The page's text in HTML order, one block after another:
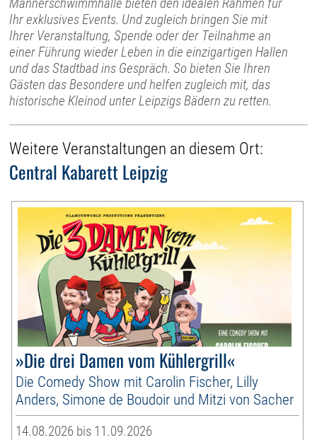
Männerschwimmhalle bieten den idealen Rahmen für
Ihr exklusives Events. Und zugleich bringen Sie mit
Ihrer Veranstaltung, Spende oder der Teilnahme an
einer Führung wieder Leben in die einzigartigen Hallen
und das Stadtbad ins Gespräch. So bieten Sie Ihren
Gästen das Besondere und helfen zugleich mit, das
historische Kleinod unter Leipzigs Bädern zu retten.
Weitere Veranstaltungen an diesem Ort:
Central Kabarett Leipzig
»Die drei Damen vom Kühlergrill«
Die Comedy Show mit Carolin Fischer, Lilly
Anders, Simone de Boudoir und Mitzi von Sacher
14.08.2026 bis 11.09.2026